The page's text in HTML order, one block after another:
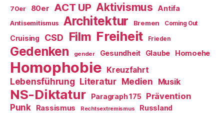
70er 80er ACT UP Aktivismus Antifa
Antisemitismus Architektur Bremen Coming Out
Cruising CSD Film Freiheit Frieden
Gedenken gender Gesundheit Glaube Homoehe
Homophobie Kreuzfahrt
Lebensführung Literatur Medien Musik
NS-Diktatur Paragraph 175
Prävention
Punk
Rassismus Rechtsextremismus Russland